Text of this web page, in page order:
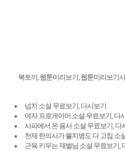
북토끼, 웹툰미리보기, 웹툰미리보기
넙치 소설 무료보기, 다시보기
여자 프로게이머 소설 무료보기, 다
사파에서 온 용사 소설 무료보기, 다
천재 한의사가 불치병도 다 고침 소
근육 키우는 재벌님 소설 무료보기,